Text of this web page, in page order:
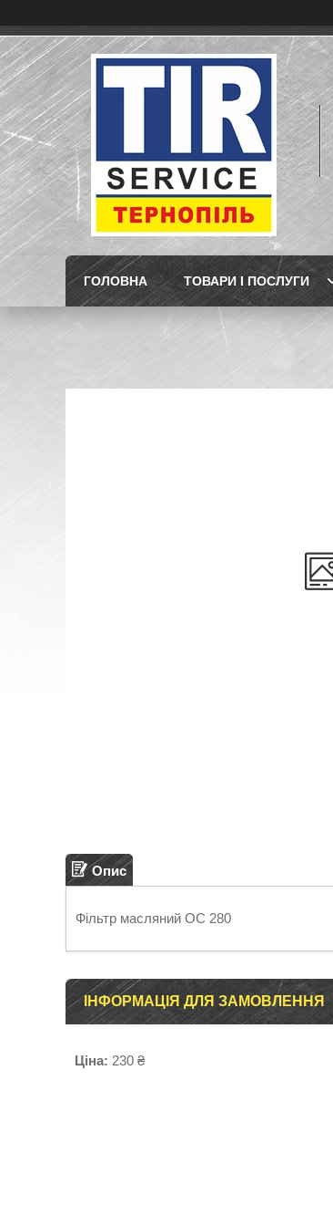
ГОЛОВНА ТОВАРИ І ПОСЛУГИ
Опис
Фільтр масляний OC 280
ІНФОРМАЦІЯ ДЛЯ ЗАМОВЛЕННЯ
Ціна: 230 ₴